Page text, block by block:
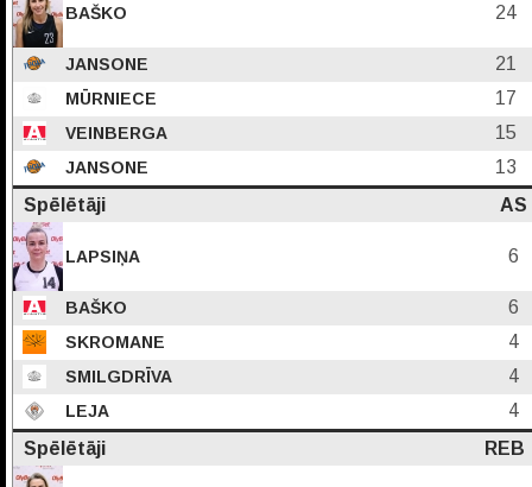
BAŠKO 24
JANSONE 21
MŪRNIECE 17
VEINBERGA 15
JANSONE
13
Spēlētāji
AS
LAPSIŅA 6
BAŠKO 6
SKROMANE 4
SMILGDRĪVA 4
LEJA
4
Spēlētāji
REB